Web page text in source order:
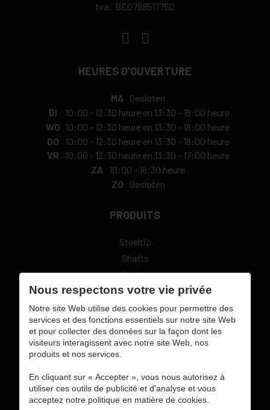
tva: BE0788517750
HEURES D’OUVERTURE
MA
Gesloten
DI
10:00 - 12:30 heure en 13:30 - 18:00 heure
WO 10:00 - 12:30 heure en 13:30 - 18:00 heure
DO
10:00 - 12:30 heure en 13:30 - 18:00 heure
VR
10:00 - 12:30 heure en 13:30 - 17:00 heure
ZA
10:00 - 16:30 heure
ZO
Gesloten
PRODUITS
Steeltip
Shafts
Flights
L-Style
sécure paiement en ligne avec:
Nous respectons votre vie privée
Notre site Web utilise des cookies pour permettre des
services et des fonctions essentiels sur notre site Web
et pour collecter des données sur la façon dont les
visiteurs interagissent avec notre site Web, nos
produits et nos services.
En cliquant sur « Accepter », vous nous autorisez à
utiliser ces outils de publicité et d'analyse et vous
acceptez notre politique en matière de cookies.